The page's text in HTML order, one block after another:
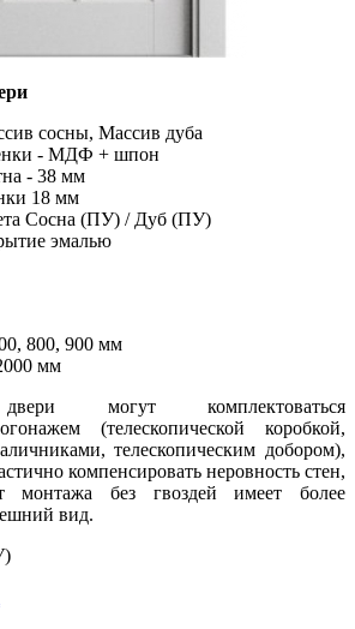
сосны, Массив дуба
- МДФ + шпон
- 38 мм
18 мм
Сосна (ПУ) / Дуб (ПУ)
эмалью
800, 900 мм
мм
могут комплектоваться
(телескопической коробкой,
телескопическим добором),
компенсировать неровность стен,
без гвоздей имеет более
вид.